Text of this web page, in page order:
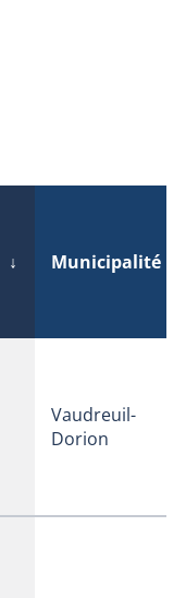
↓ Municipalité
Vaudreuil-
Dorion